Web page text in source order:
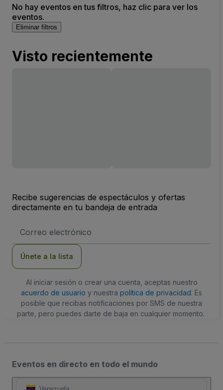
No hay eventos en tus filtros, haz clic para ver los
eventos.
Eliminar filtros
Visto recientemente
Recibe sugerencias de espectáculos y ofertas
directamente en tu bandeja de entrada
de
Únete a la lista
Al iniciar sesión o crear una cuenta, aceptas nuestro
acuerdo de usuario y nuestra política de privacidad. Es
posible que recibas notificaciones por SMS de nuestra
parte, pero puedes darte de baja en cualquier momento.
Eventos en directo en todo el mundo